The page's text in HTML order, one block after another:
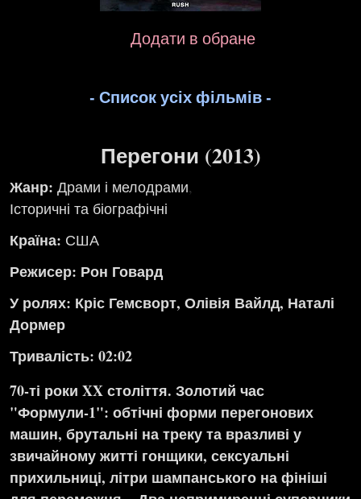
Додати в обране
- Список усіх фільмів -
Перегони (2013)
Жанр: Драми і мелодрами,
Історичні та біографічні
Країна: США
Режисер: Рон Говард
У ролях: Кріс Гемсворт, Олівія Вайлд, Наталі
Дормер
Тривалість: 02:02
70-ті роки XX століття. Золотий час
"Формули-1": обтічні форми перегонових
машин, брутальні на треку та вразливі у
звичайному житті гонщики, сексуальні
прихильниці, літри шампанського на фініші